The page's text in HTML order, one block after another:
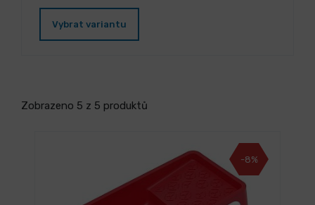
Vybrat variantu
Zobrazeno 5 z 5 produktů
-8%